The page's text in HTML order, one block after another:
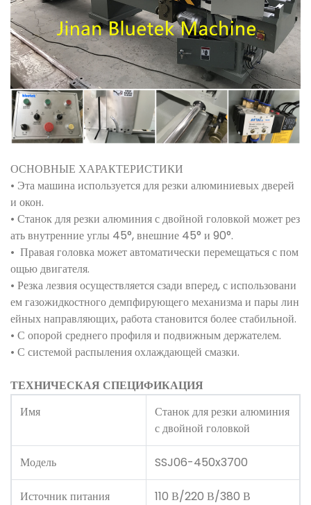
ОСНОВНЫЕ ХАРАКТЕРИСТИКИ
• Эта машина используется для резки алюминиевых дверей
и окон.
• Станок для резки алюминия с двойной головкой может рез
ать внутренние углы 45°, внешние 45° и 90°.
• Правая головка может автоматически перемещаться с пом
ощью двигателя.
• Резка лезвия осуществляется сзади вперед, с использовани
ем газожидкостного демпфирующего механизма и пары лин
ейных направляющих, работа становится более стабильной.
• С опорой среднего профиля и подвижным держателем.
• С системой распыления охлаждающей смазки.
ТЕХНИЧЕСКАЯ СПЕЦИФИКАЦИЯ
Имя
Станок для резки алюминия
с двойной головкой
Модель SSJ06-450x3700
Источник питания 110 В/220 В/380 В